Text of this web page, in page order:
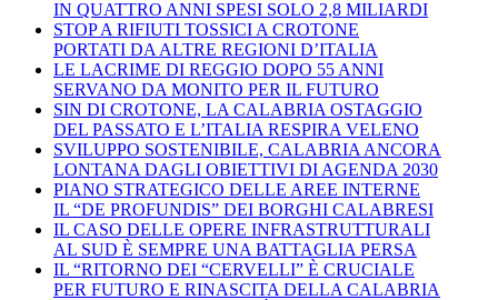
IN QUATTRO ANNI SPESI SOLO 2,8 MILIARDI
STOP A RIFIUTI TOSSICI A CROTONE
PORTATI DA ALTRE REGIONI D’ITALIA
LE LACRIME DI REGGIO DOPO 55 ANNI
SERVANO DA MONITO PER IL FUTURO
SIN DI CROTONE, LA CALABRIA OSTAGGIO
DEL PASSATO E L’ITALIA RESPIRA VELENO
SVILUPPO SOSTENIBILE, CALABRIA ANCORA
LONTANA DAGLI OBIETTIVI DI AGENDA 2030
PIANO STRATEGICO DELLE AREE INTERNE
IL “DE PROFUNDIS” DEI BORGHI CALABRESI
IL CASO DELLE OPERE INFRASTRUTTURALI
AL SUD È SEMPRE UNA BATTAGLIA PERSA
IL “RITORNO DEI “CERVELLI” È CRUCIALE
PER FUTURO E RINASCITA DELLA CALABRIA